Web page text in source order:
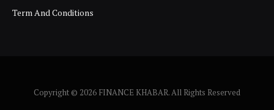
Term And Conditions
Copyright © 2026 FINANCE KHABAR. All Rights Reserved